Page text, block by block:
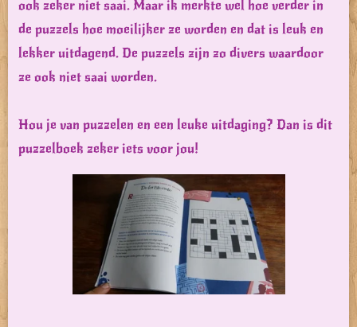
ook zeker niet saai. Maar ik merkte wel hoe verder in
de puzzels hoe moeilijker ze worden en dat is leuk en
lekker uitdagend. De puzzels zijn zo divers waardoor
ze ook niet saai worden.
Hou je van puzzelen en een leuke uitdaging? Dan is dit
puzzelboek zeker iets voor jou!